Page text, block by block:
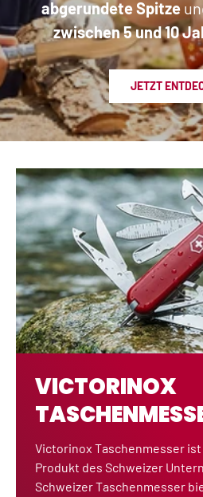
abgerundete Spitze
zwischen 5 und 10
JETZT
VICTORINOX
Victorinox Taschenmesser
Produkt des Schweizer
Schweizer Taschenmesser